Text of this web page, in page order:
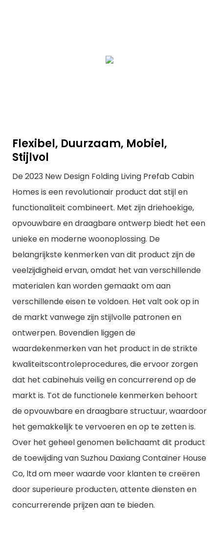
Flexibel, Duurzaam, Mobiel,
Stijlvol
De 2023 New Design Folding Living Prefab Cabin
Homes is een revolutionair product dat stijl en
functionaliteit combineert. Met zijn driehoekige,
opvouwbare en draagbare ontwerp biedt het een
unieke en moderne woonoplossing. De
belangrijkste kenmerken van dit product zijn de
veelzijdigheid ervan, omdat het van verschillende
materialen kan worden gemaakt om aan
verschillende eisen te voldoen. Het valt ook op in
de markt vanwege zijn stijlvolle patronen en
ontwerpen. Bovendien liggen de
waardekenmerken van het product in de strikte
kwaliteitscontroleprocedures, die ervoor zorgen
dat het cabinehuis veilig en concurrerend op de
markt is. Tot de functionele kenmerken behoort
de opvouwbare en draagbare structuur, waardoor
het gemakkelijk te vervoeren en op te zetten is.
Over het geheel genomen belichaamt dit product
de toewijding van Suzhou Daxiang Container House
Co, ltd om meer waarde voor klanten te creëren
door superieure producten, attente diensten en
concurrerende prijzen aan te bieden.